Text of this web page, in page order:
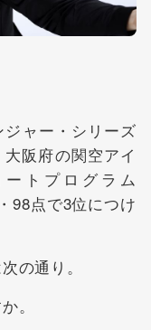
ャー・シリーズ
阪府の関空アイ
トプログラム
98点で3位につけ
の通り。
。